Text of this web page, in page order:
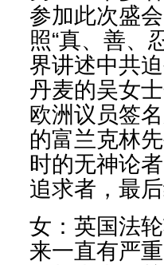
参加此次盛
照“真、善、
界讲述中共
丹麦的吴女
欧洲议员签
的富兰克林
时的无神论
追求者，最
女：英国法
来一直有严